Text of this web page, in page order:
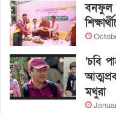
বনফুল
‘চবি
মথুরা